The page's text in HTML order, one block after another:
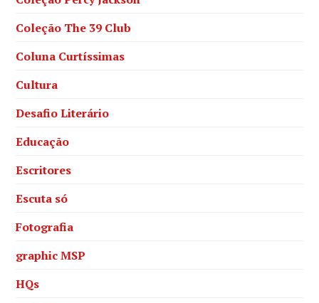
Coleção The 39 Club
Coluna Curtíssimas
Cultura
Desafio Literário
Educação
Escritores
Escuta só
Fotografia
graphic MSP
HQs